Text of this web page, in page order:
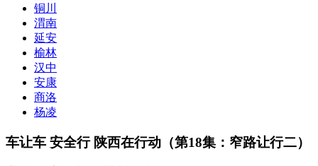
铜川
渭南
延安
榆林
汉中
安康
商洛
杨凌
车让车 安全行 陕西在行动（第18集：窄路让行二）